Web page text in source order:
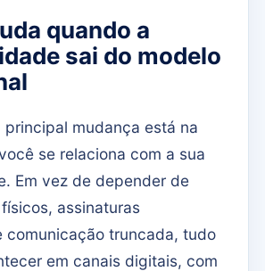
quando a
sai do modelo
principal mudança está na
se relaciona com a sua
Em vez de depender de
assinaturas
comunicação truncada, tudo
em canais digitais, com